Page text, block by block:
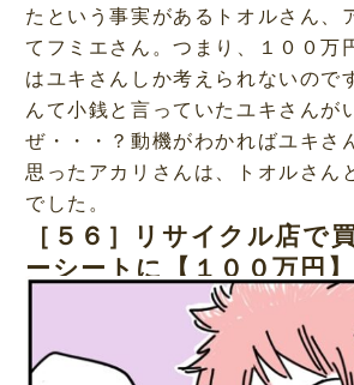
たという事実があるトオルさん、
てフミエさん。つまり、１００万
はユキさんしか考えられないので
んて小銭と言っていたユキさんが
ぜ・・・？動機がわかればユキさ
思ったアカリさんは、トオルさん
でした。
［５６］リサイクル店で
ーシートに【１００万円